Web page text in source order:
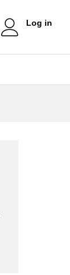
Log in